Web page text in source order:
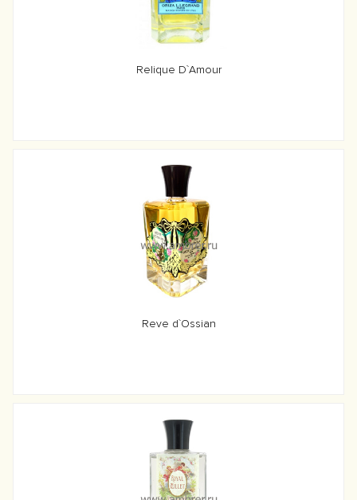
Relique D`Amour
Reve d`Ossian